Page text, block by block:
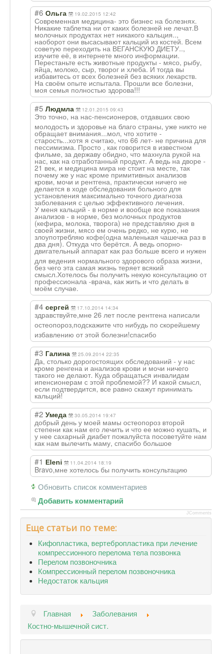
#6 Ольга 19.02.2015 12:42
Современная медицина- это бизнес на болезнях.
Никакие таблетка ни от каких болезней не лечат.В
молочных продуктах нет никакого кальция..,
наоборот они высасывают кальций из костей. Всем
советую переходить на ВЕГАНСКУЮ ДИЕТУ..,
изучите её, в интернете много информации.
Перестаньте есть животные продукты - мясо, рыбу,
яйца, молоко, сыр, творог и хлеба. И тогда вы
избавитесь от всех болезней без всяких лекарств.
На своём опыте испытала. Прошли все болезни,
моя семья полностью здорова!!!
#5 Людмла 12.01.2015 09:43
Это точно, на нас-пенсионеров, отдавших свою
молодость и здоровье на благо страны, уже никто не
обращает внимания...мол, что хотите -
старость...хотя я считаю, что 66 лет- не причина для
пессимизма. Просто , как говорится в известном
фильме, за державу обидно, что махнула рукой на
нас, как на отработанный продукт. А ведь на дворе -
21 век, и медицина мира не стоит на месте, так
почему же у нас кроме примитивных анализов
крови, мочи и рентгена, практически ничего не
делается в ходе обследования больного для
установления максимально точного диагноза
заболевания с целью эффективного лечения.
У меня кальций - в норме и вообще все показания
анализов - в норме, без молочных продуктов
(кефира, молока, творога) не представляю дня в
своей жизни, мясо ем очень редко, не курю, не
злоупотребляю кофе(одна маленькая чашечка раз в
два дня). Откуда что берётся. А ведь опорно-
двигательный аппарат как раз больше всего и нужен
для ведения нормального здорового образа жизни,
без чего эта самая жизнь теряет всякий
смысл.Хотелось бы получить некую консультацию от
профессионала -врача, как жить и что делать в
моём случае.
#4 сергей 17.10.2014 14:34
здравствуйте,мне 26 лет после рентгена написали
остеопороз,подскажите что нибудь по скорейшему
избавлению от этой болезни!спасибо
#3 Галина 25.09.2014 22:35
Да, столько дорогостоящих обследований - у нас
кроме ренгена и анализов крови и мочи ничего
такого не делают. Куда обращаться инвалидам
ипенсионерам с этой проблемой?? И какой смысл,
если подтвердится, все равно скажут принимать
кальций!
#2 Умеда 30.05.2014 19:47
добрый день у моей мамы остеопороз второй
степени как нам его лечить и что ее можно кушать, и
у нее сахарный диабет пожалуйста посоветуйте нам
как нам вылечить маму, спасибо большое
#1 Eleni 11.04.2014 18:19
Bravo,мне хотелось бы получить консультацию
Обновить список комментариев
Добавить комментарий
JComments
Еще статьи по теме:
Кифопластика, вертебропластика при лечение
компрессионного перелома тела позвонка
Перелом позвоночника
Компрессионный перелом позвоночника
Недостаток кальция
Главная
Заболевания
Костно-мышечной сист.